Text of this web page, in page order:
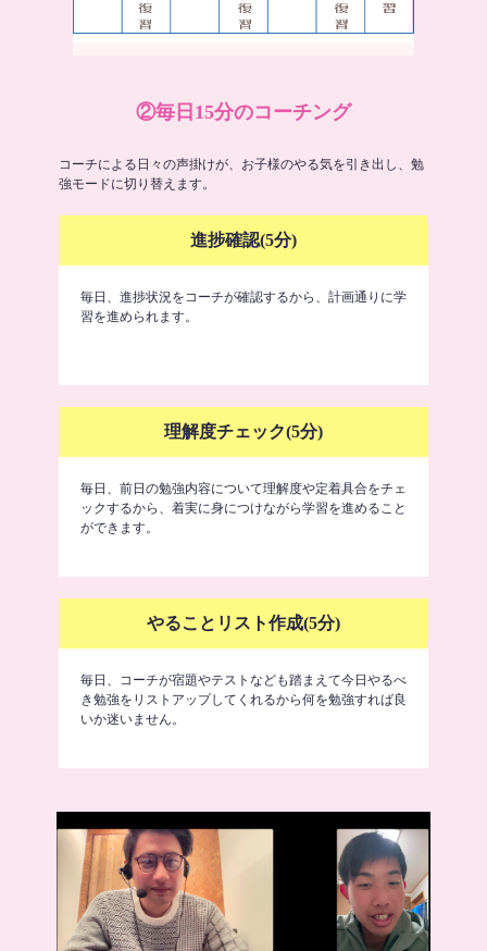
②毎日15分のコーチング
コーチによる日々の声掛けが、お子様のやる気を引き出し、勉
強モードに切り替えます。
進捗確認(5分)
毎日、進捗状況をコーチが確認するから、計画通りに学
習を進められます。
理解度チェック(5分)
毎日、前日の勉強内容について理解度や定着具合をチェ
ックするから、着実に身につけながら学習を進めること
ができます。
やることリスト作成(5分)
毎日、コーチが宿題やテストなども踏まえて今日やるべ
き勉強をリストアップしてくれるから何を勉強すれば良
いか迷いません。